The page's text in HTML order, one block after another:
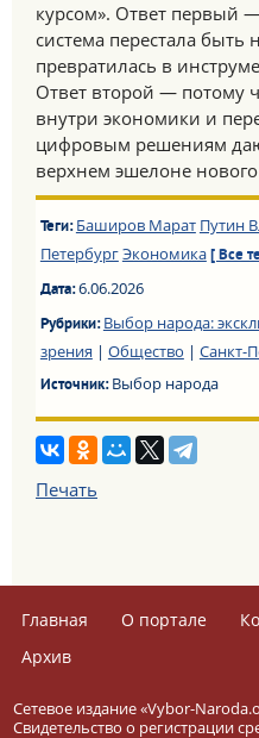
курсом». Ответ первый
система перестала быть
превратилась в
Ответ второй — потому
внутри экономики и
цифровым решениям
верхнем эшелоне
Теги: Баширов Марат Путин
ПетербургЭкономика [ Все
Дата:6.06.2026
Рубрики:Выбор народа:
зрения | Общество | Санкт-
Источник:Выбор народа
Печать
Главная О портале
Архив
Сетевое издание «Vybor-
Свидетельство о регистрации